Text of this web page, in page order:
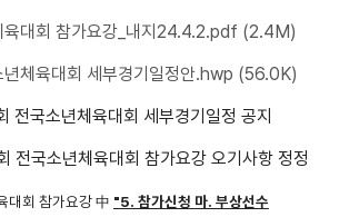
대회 참가요강_내지24.4.2.pdf (2.4M)
체육대회 세부경기일정안.hwp (56.0K)
국소년체육대회 세부경기일정 공지
국소년체육대회 참가요강 오기사항 정정
대회 참가요강 中 "5. 참가신청 마. 부상선수